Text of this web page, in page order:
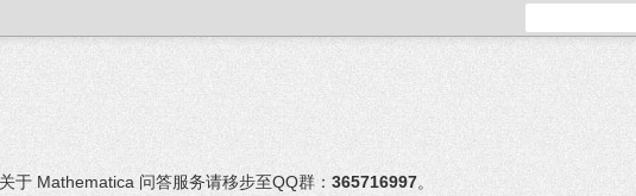
于 Mathematica 问答服务请移步至QQ群： 365716997。